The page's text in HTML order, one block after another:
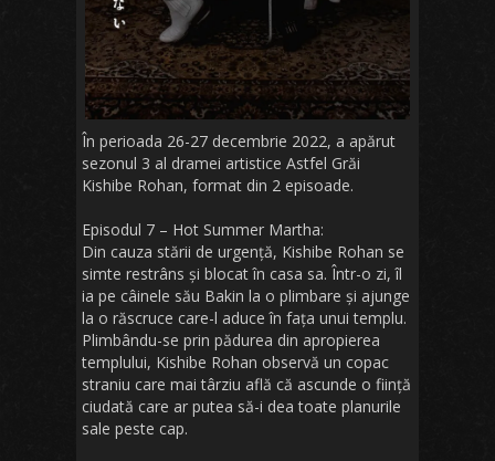
În perioada 26-27 decembrie 2022, a apărut
sezonul 3 al dramei artistice Astfel Grăi
Kishibe Rohan, format din 2 episoade.
Episodul 7 – Hot Summer Martha:
Din cauza stării de urgență, Kishibe Rohan se
simte restrâns și blocat în casa sa. Într-o zi, îl
ia pe câinele său Bakin la o plimbare și ajunge
la o răscruce care-l aduce în fața unui templu.
Plimbându-se prin pădurea din apropierea
templului, Kishibe Rohan observă un copac
straniu care mai târziu află că ascunde o ființă
ciudată care ar putea să-i dea toate planurile
sale peste cap.